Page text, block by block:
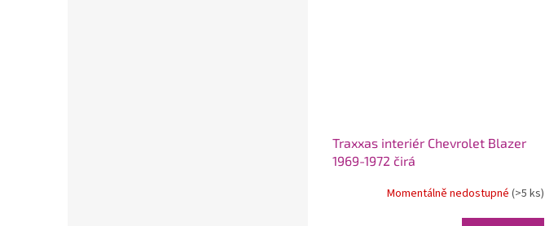
Traxxas interiér Chevrolet Blazer
1969-1972 čirá
Momentálně nedostupné (>5 ks)